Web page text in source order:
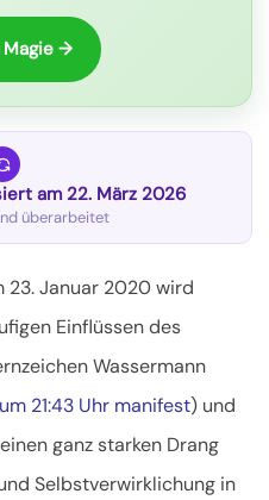
Magie →
am 22. März 2026
überarbeitet
23. Januar 2020 wird
Einflüssen des
Wassermann
21:43 Uhr manifest) und
ganz starken Drang
Selbstverwirklichung in